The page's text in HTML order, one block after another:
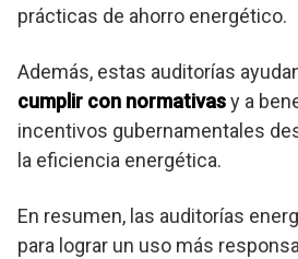
prácticas de ahorro energético.
Además, estas auditorías
cumplir con normativasy a
incentivos gubernamentales
la eficiencia energética.
En resumen, las auditorías
para lograr un uso más